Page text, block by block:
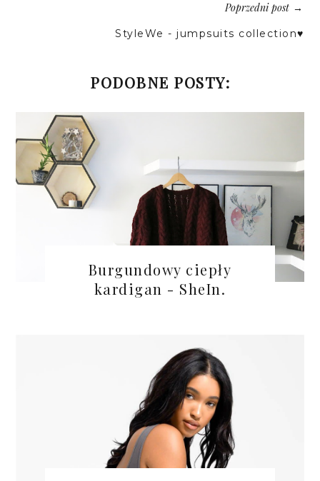
Poprzedni post→
StyleWe - jumpsuits collection♥
PODOBNE POSTY:
Burgundowy ciepły
kardigan - SheIn.